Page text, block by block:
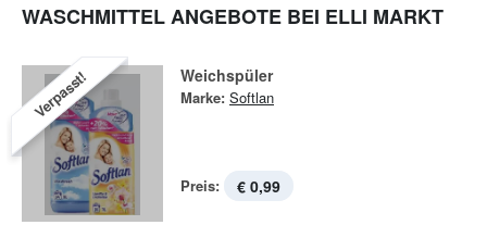
WASCHMITTEL ANGEBOTE BEI ELLI MARKT
Verpasst! Weichspüler
Marke: Softlan
Preis: € 0,99